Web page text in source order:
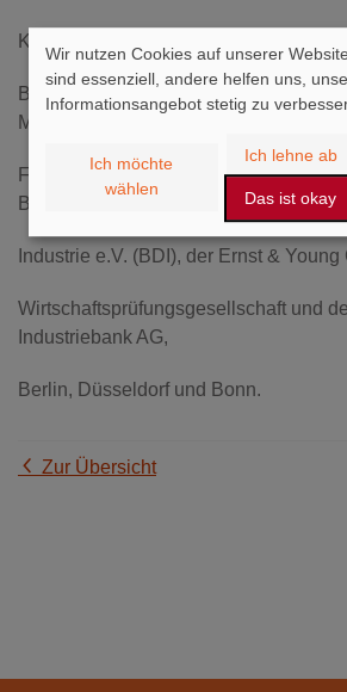
Kayser, G. ; Wallau, F.; Adenäuer, C.
BDI-Mittelstandspanel: Ergebnisse der
Mittelstandsbefragung -
Frühjahr 2006, Untersuchung im
Bundesverbands der Deutschen
Industrie e.V. (BDI), der Ernst & Young
Wirtschaftsprüfungsgesellschaft und
Industriebank AG,
Berlin, Düsseldorf und Bonn.
Zur Übersicht
Wir nutzen Cookies auf unserer
sind essenziell, andere helfen uns,
Informationsangebot stetig zu
Ich möchte
wählen
Ich lehne ab
Das ist okay